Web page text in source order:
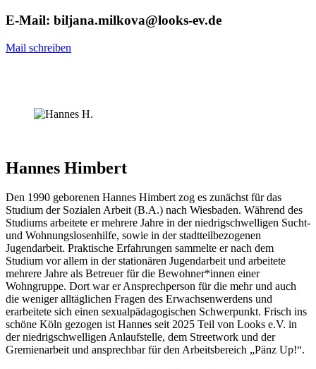
E-Mail: biljana.milkova@looks-ev.de
Mail schreiben
Hannes Himbert
Den 1990 geborenen Hannes Himbert zog es zunächst für das
Studium der Sozialen Arbeit (B.A.) nach Wiesbaden. Während des
Studiums arbeitete er mehrere Jahre in der niedrigschwelligen Sucht-
und Wohnungslosenhilfe, sowie in der stadtteilbezogenen
Jugendarbeit. Praktische Erfahrungen sammelte er nach dem
Studium vor allem in der stationären Jugendarbeit und arbeitete
mehrere Jahre als Betreuer für die Bewohner*innen einer
Wohngruppe. Dort war er Ansprechperson für die mehr und auch
die weniger alltäglichen Fragen des Erwachsenwerdens und
erarbeitete sich einen sexualpädagogischen Schwerpunkt. Frisch ins
schöne Köln gezogen ist Hannes seit 2025 Teil von Looks e.V. in
der niedrigschwelligen Anlaufstelle, dem Streetwork und der
Gremienarbeit und ansprechbar für den Arbeitsbereich „Pänz Up!“.